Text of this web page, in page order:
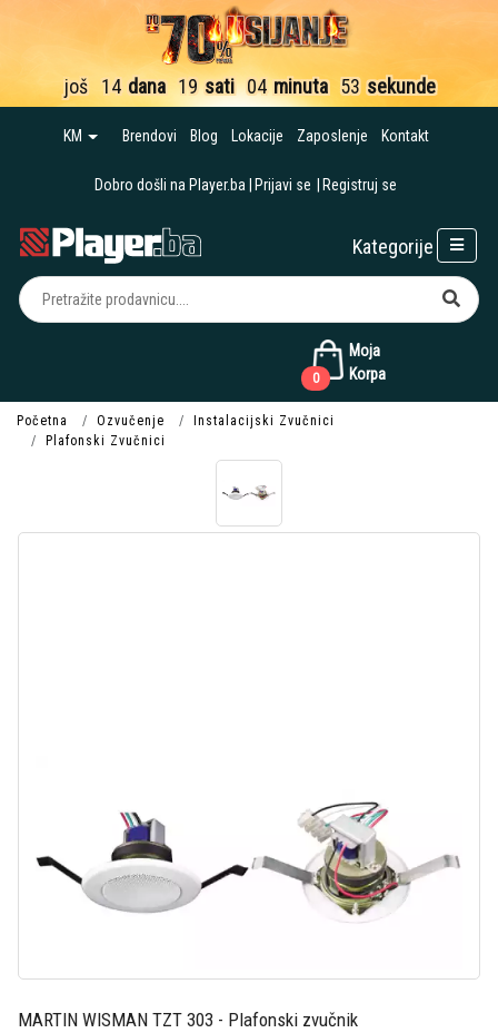
još 14 dana 19 sati 04 minuta 52 sekunde
KM Brendovi Blog Lokacije Zaposlenje Kontakt
Dobro došli na Player.ba Prijavi se Registruj se
Moja
Korpa
0
Kategorije
Početna Ozvučenje
Instalacijski Zvučnici
Plafonski Zvučnici
MARTIN WISMAN TZT 303 - Plafonski zvučnik